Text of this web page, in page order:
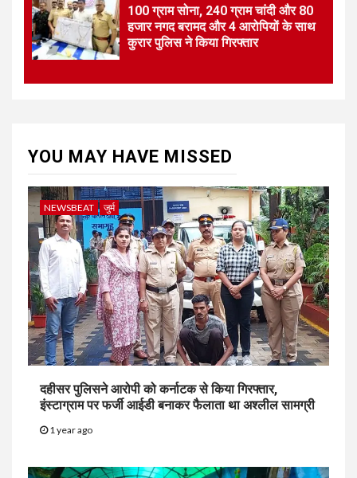
100 ग्राम सोना, 240 ग्राम चांदी और 80
हजार नगद बरामद और 4 आरोपियों के साथ
कुरार पुलिस ने किया गिरफ्तार
YOU MAY HAVE MISSED
NEWSBEAT जुर्म
दहीसर पुलिसने आरोपी को कर्नाटक से किया गिरफ्तार,
इंस्टाग्राम पर फर्जी आईडी बनाकर फैलाता था अश्लील सामग्री
1 year ago